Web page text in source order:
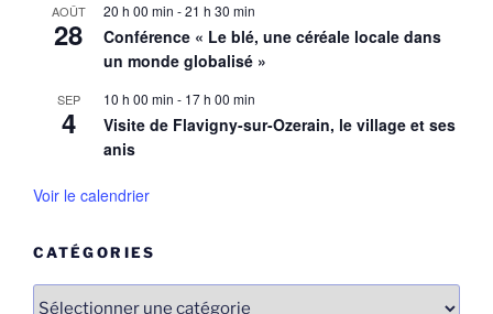
AOÛT
28
20 h 00 min -21 h 30 min
Conférence « Le blé, une céréale locale dans
un monde globalisé »
SEP
4
10 h 00 min - 17 h 00 min
Visite de Flavigny-sur-Ozerain, le village et ses
anis
Voir le calendrier
CATÉGORIES
Catégories